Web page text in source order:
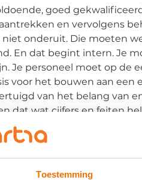
Toestemming
goed
en vervolgens
onderuit. Die moeten
En dat begint intern. Je
Je personeel moet op de
voor het bouwen aan een
van het belang van
dat wat cijfers en feiten
organisaties met een
reacties op vacatures als